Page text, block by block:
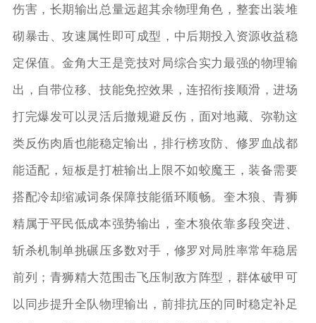
伤害，长期输出总量远超其余物理角色，整套出装堆
砌暴击、攻速属性即可成型，中后期投入资源收益稳
定保值。金角大王是竞技对局综合实力最强的物理输
出，自带位移、技能免控效果，连招衔接顺滑，进场
打完爆发可以灵活后撤规避反伤，面对地藏、弥勒这
类反伤肉盾也能稳定输出，排行榜攻防、修罗血战都
能适配，短板是打桩输出上限不如蛟魔王，装备需要
搭配冷却缩减词条保障技能循环顺畅。奎木狼、青狮
精属于平民低成本强势输出，奎木狼依靠多段突进、
斩杀机制单挑碾压多数对手，修罗对局胜率常年稳居
前列；青狮精大范围击飞压制敌方阵型，群体破甲可
以同步提升全队物理输出，前排抗压的同时稳定补足